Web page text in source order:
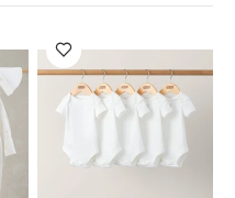
غير
طقم من 3 عبوات ثلج
قد
بأكمام قصيرة قماش عضوي بلون
سوت ومريلة سيليستيال لحديثي
بتصميم بجعة من سيترون - 3 قطع
طقم أدوات مائدة